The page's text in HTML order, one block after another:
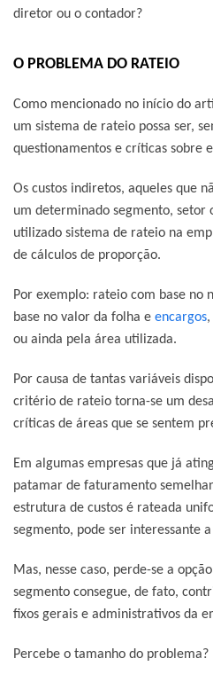
diretor ou o contador?
O PROBLEMA DO RATEIO
Como mencionado no início do
um sistema de rateio possa ser,
questionamentos e críticas sobre
Os custos indiretos, aqueles que
um determinado segmento, setor
utilizado sistema de rateio na
de cálculos de proporção.
Por exemplo: rateio com base no
base no valor da folha e encargos
ou ainda pela área utilizada.
Por causa de tantas variáveis
critério de rateio torna-se um
críticas de áreas que se sentem
Em algumas empresas que já
patamar de faturamento
estrutura de custos é rateada
segmento, pode ser interessante
Mas, nesse caso, perde-se a
segmento consegue, de fato,
fixos gerais e administrativos da
Percebe o tamanho do problema?